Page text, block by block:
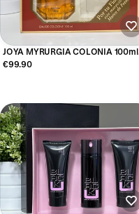
JOYA MYRURGIA COLONIA 100ml
(CAJA ROTA)
€99.90